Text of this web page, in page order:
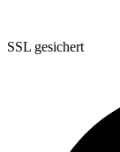
SSL gesichert